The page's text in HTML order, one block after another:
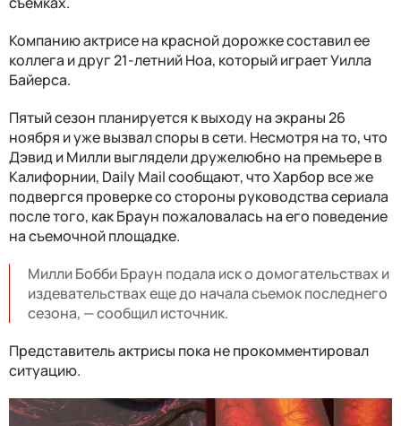
Компанию актрисе на красной дорожке составил ее
коллега и друг 21-летний Ноа, который играет Уилла
Байерса.
Пятый сезон планируется к выходу на экраны 26
ноября и уже вызвал споры в сети. Несмотря на то, что
Дэвид и Милли выглядели дружелюбно на премьере в
Калифорнии, Daily Mail сообщают, что Харбор все же
подвергся проверке со стороны руководства сериала
после того, как Браун пожаловалась на его поведение
на съемочной площадке.
Милли Бобби Браун подала иск о домогательствах и
издевательствах еще до начала съемок последнего
сезона, — сообщил источник.
Представитель актрисы пока не прокомментировал
ситуацию.